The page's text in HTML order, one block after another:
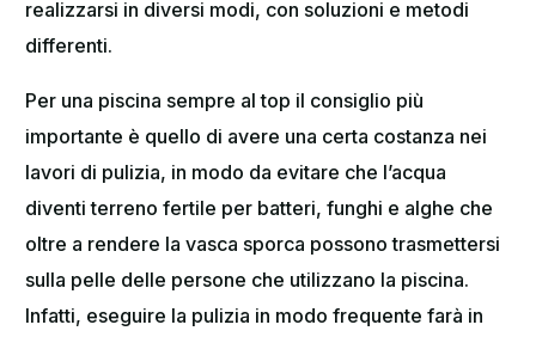
realizzarsi in diversi modi, con soluzioni e metodi
differenti.
Per una piscina sempre al top il consiglio più
importante è quello di avere una certa costanza nei
lavori di pulizia, in modo da evitare che l’acqua
diventi terreno fertile per batteri, funghi e alghe che
oltre a rendere la vasca sporca possono trasmettersi
sulla pelle delle persone che utilizzano la piscina.
Infatti, eseguire la pulizia in modo frequente farà in